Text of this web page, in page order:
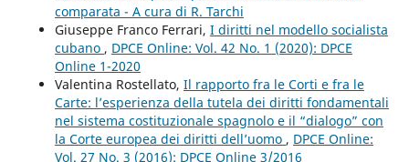
comparata - A cura di R. Tarchi
Giuseppe Franco Ferrari, I diritti nel modello socialista
cubano , DPCE Online: Vol. 42 No. 1 (2020): DPCE
Online 1-2020
Valentina Rostellato, Il rapporto fra le Corti e fra le
Carte: l’esperienza della tutela dei diritti fondamentali
nel sistema costituzionale spagnolo e il “dialogo” con
la Corte europea dei diritti dell’uomo , DPCE Online:
Vol. 27 No. 3 (2016): DPCE Online 3/2016